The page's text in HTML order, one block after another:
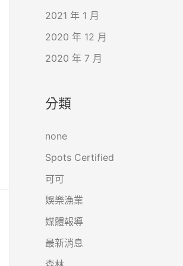
2021 年 1 月
2020 年 12 月
2020 年 7 月
分類
none
Spots Certified
可可
娛樂漁業
媒體報導
最新消息